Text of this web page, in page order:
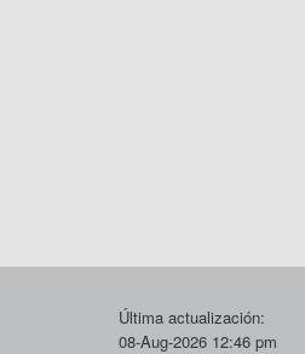
Última actualización:
08-Aug-2026 12:46 pm